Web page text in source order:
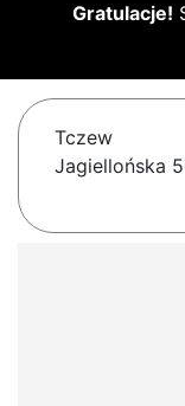
Gratulacje!
Tczew
Jagiellońska